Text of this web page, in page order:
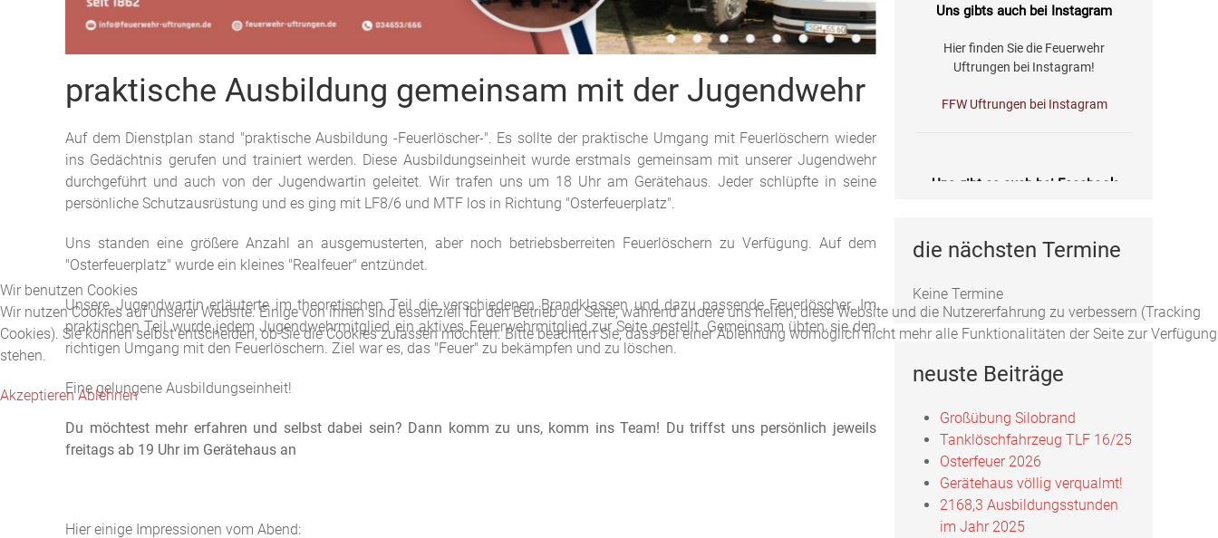
praktische Ausbildung gemeinsam mit der Jugendwehr
Auf dem Dienstplan stand "praktische Ausbildung -Feuerlöscher-". Es sollte der praktische Umgang mit Feuerlöschern wieder
ins Gedächtnis gerufen und trainiert werden. Diese Ausbildungseinheit wurde erstmals gemeinsam mit unserer Jugendwehr
durchgeführt und auch von der Jugendwartin geleitet. Wir trafen uns um 18 Uhr am Gerätehaus. Jeder schlüpfte in seine
persönliche Schutzausrüstung und es ging mit LF8/6 und MTF los in Richtung "Osterfeuerplatz".
Uns standen eine größere Anzahl an ausgemusterten, aber noch betriebsberreiten Feuerlöschern zu Verfügung. Auf dem
"Osterfeuerplatz" wurde ein kleines "Realfeuer" entzündet.
Unsere Jugendwartin erläuterte im theoretischen Teil die verschiedenen Brandklassen und dazu passende Feuerlöscher. Im
praktischen Teil wurde jedem Jugendwehrmitglied ein aktives Feuerwehrmitglied zur Seite gestellt. Gemeinsam übten sie den
richtigen Umgang mit den Feuerlöschern. Ziel war es, das "Feuer" zu bekämpfen und zu löschen.
Eine gelungene Ausbildungseinheit!
Du möchtest mehr erfahren und selbst dabei sein? Dann komm zu uns, komm ins Team! Du triffst uns persönlich jeweils
freitags ab 19 Uhr im Gerätehaus an
Hier einige Impressionen vom Abend:
Uns gibts auch bei Instagram
Hier finden Sie die Feuerwehr
Uftrungen bei Instagram!
FFW Uftrungen bei Instagram
Uns gibt es auch bei Facebook
Facebookseite!
Uftrungen bei Instagram!
FFW Uftrungen bei Instagram
Uns gibt es auch bei Facebook
die nächsten Termine
Keine Termine
neuste Beiträge
Großübung Silobrand
Tanklöschfahrzeug TLF 16/25
Osterfeuer 2026
Gerätehaus völlig verqualmt!
2168,3 Ausbildungsstunden
im Jahr 2025
Wir benutzen Cookies
Wir nutzen Cookies auf unserer Website. Einige von ihnen sind essenziell für den Betrieb der Seite, während andere uns helfen, diese Website und die Nutzererfahrung zu verbessern (Tracking
Cookies). Sie können selbst entscheiden, ob Sie die Cookies zulassen möchten. Bitte beachten Sie, dass bei einer Ablehnung womöglich nicht mehr alle Funktionalitäten der Seite zur Verfügung
stehen.
Akzeptieren Ablehnen